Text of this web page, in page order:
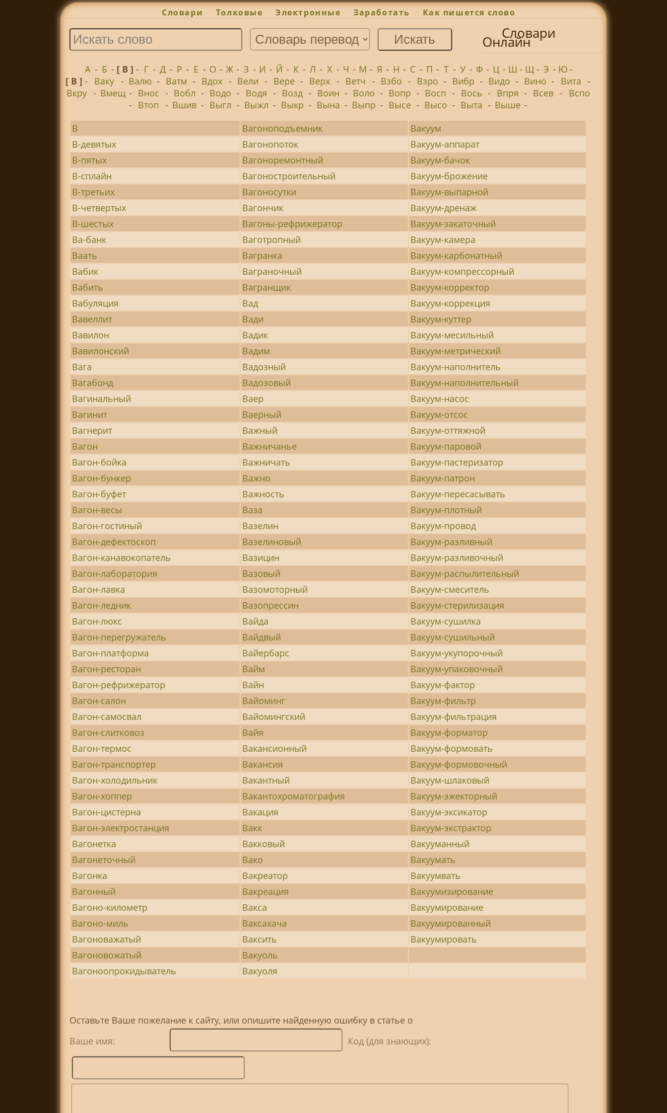
Словари Толковые Электронные Заработать Как пишется слово
Словари
Онлайн
А - Б - [ В ]- Г - Д - Р - Е - О - Ж - З - И - Й - К - Л - Х - Ч - М - Я - Н - С - П - Т - У - Ф - Ц - Ш - Щ- Э - Ю-
[ В ]- Ваку - Валю - Ватм - Вдох - Вели - Вере - Верх - Ветч - Взбо - Взро - Вибр - Видо - Вино - Вита -
Вкру - Вмещ - Внос - Вобл - Водо - Водя - Возд - Воин - Воло - Вопр - Восп - Вось - Впря - Всев - Вспо
- Втоп - Вшив - Выгл - Выжл - Выкр - Вына - Выпр - Высе - Высо - Выта - Выше -
В
Вагоноподъемник
Вакуум
В-девятых
Вагонопоток
Вакуум-аппарат
В-пятых
Вагоноремонтный
Вакуум-бачок
В-сплайн
Вагоностроительный
Вакуум-брожение
В-третьих
Вагоносутки
Вакуум-выпарной
В-четвертых
Вагончик
Вакуум-дренаж
В-шестых
Вагоны-рефрижератор
Вакуум-закаточный
Ва-банк
Ваготропный
Вакуум-камера
Ваать
Вагранка
Вакуум-карбонатный
Вабик
Ваграночный
Вакуум-компрессорный
Вабить
Вагранщик
Вакуум-корректор
Вабуляция
Вад
Вакуум-коррекция
Вавеллит
Вади
Вакуум-куттер
Вавилон
Вадик
Вакуум-месильный
Вавилонский
Вадим
Вакуум-метрический
Вага
Вадозный
Вакуум-наполнитель
Вагабонд
Вадозовый
Вакуум-наполнительный
Вагинальный
Ваер
Вакуум-насос
Вагинит
Ваерный
Вакуум-отсос
Вагнерит
Важный
Вакуум-оттяжной
Вагон
Важничанье
Вакуум-паровой
Вагон-бойка
Важничать
Вакуум-пастеризатор
Вагон-бункер
Важно
Вакуум-патрон
Вагон-буфет
Важность
Вакуум-пересасывать
Вагон-весы
Ваза
Вакуум-плотный
Вагон-гостиный
Вазелин
Вакуум-провод
Вагон-дефектоскоп
Вазелиновый
Вакуум-разливный
Вагон-канавокопатель
Вазицин
Вакуум-разливочный
Вагон-лаборатория
Вазовый
Вакуум-распылительный
Вагон-лавка
Вазомоторный
Вакуум-смеситель
Вагон-ледник
Вазопрессин
Вакуум-стерилизация
Вагон-люкс
Вайда
Вакуум-сушилка
Вагон-перегружатель
Вайдвый
Вакуум-сушильный
Вагон-платформа
Вайербарс
Вакуум-укупорочный
Вагон-ресторан
Вайм
Вакуум-упаковочный
Вагон-рефрижератор
Вайн
Вакуум-фактор
Вагон-салон
Вайоминг
Вакуум-фильтр
Вагон-самосвал
Вайомингский
Вакуум-фильтрация
Вагон-слитковоз
Вайя
Вакуум-форматор
Вагон-термос
Вакансионный
Вакуум-формовать
Вагон-транспортер
Вакансия
Вакуум-формовочный
Вагон-холодильник
Вакантный
Вакуум-шлаковый
Вагон-хоппер
Вакантохроматография
Вакуум-эжекторный
Вагон-цистерна
Вакация
Вакуум-эксикатор
Вагон-электростанция
Вакк
Вакуум-экстрактор
Вагонетка
Вакковый
Вакууманный
Вагонеточный
Вако
Вакуумать
Вагонка
Вакреатор
Вакуумвать
Вагонный
Вакреация
Вакуумизирование
Вагоно-километр
Вакса
Вакуумирование
Вагоно-миль
Ваксахача
Вакуумированный
Вагоноважатый
Ваксить
Вакуумировать
Вагоновожатый
Вакуоль
Вагоноопрокидыватель
Вакуоля
Оставьте Ваше пожелание к сайту, или опишите найденную ошибку в статье о
Ваше имя:
Код (для знающих):